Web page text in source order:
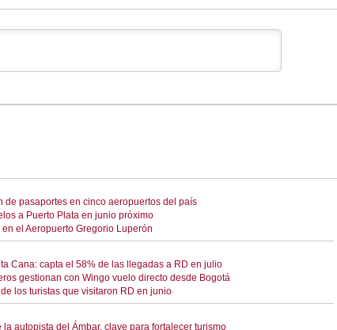
de pasaportes en cinco aeropuertos del país
a Puerto Plata en junio próximo
el Aeropuerto Gregorio Luperón
Cana: capta el 58% de las llegadas a RD en julio
gestionan con Wingo vuelo directo desde Bogotá
los turistas que visitaron RD en junio
autopista del Ámbar, clave para fortalecer turismo